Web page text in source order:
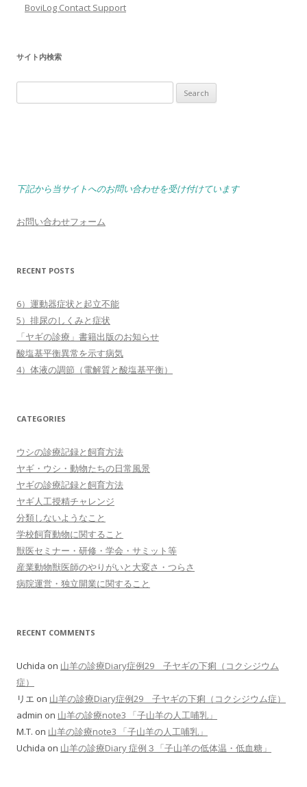
BoviLog Contact Support
サイト内検索
for:
下記から当サイトへのお問い合わせを受け付けています
お問い合わせフォーム
RECENT POSTS
6）運動器症状と起立不能
5）排尿のしくみと症状
「ヤギの診療」書籍出版のお知らせ
酸塩基平衡異常を示す病気
4）体液の調節（電解質と酸塩基平衡）
CATEGORIES
ウシの診療記録と飼育方法
ヤギ・ウシ・動物たちの日常風景
ヤギの診療記録と飼育方法
ヤギ人工授精チャレンジ
分類しないようなこと
学校飼育動物に関すること
獣医セミナー・研修・学会・サミット等
産業動物獣医師のやりがいと大変さ・つらさ
病院運営・独立開業に関すること
RECENT COMMENTS
Uchida on 山羊の診療Diary症例29 子ヤギの下痢（コクシジウム
症）
リエ on 山羊の診療Diary症例29 子ヤギの下痢（コクシジウム症）
admin on 山羊の診療note3 「子山羊の人工哺乳」
M.T. on 山羊の診療note3 「子山羊の人工哺乳」
Uchida on 山羊の診療Diary 症例３「子山羊の低体温・低血糖」